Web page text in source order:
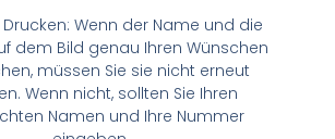
Wenn der Name und die
dem Bild genau Ihren Wünschen
müssen Sie sie nicht erneut
Wenn nicht, sollten Sie Ihren
Namen und Ihre Nummer